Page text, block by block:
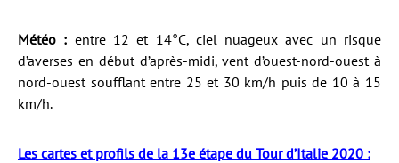
Météo : entre 12 et 14°C, ciel nuageux avec un risque
d’averses en début d’après-midi, vent d’ouest-nord-ouest à
nord-ouest soufflant entre 25 et 30 km/h puis de 10 à 15
km/h.
Les cartes et profils de la 13e étape du Tour d’Italie 2020 :